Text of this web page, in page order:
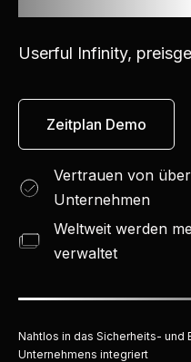
Userful Infinity,
Zeitplan Demo
Vertrauen von
Unternehmen
Weltweit werden
verwaltet
Nahtlos in das Sicherheits-
Unternehmens integriert